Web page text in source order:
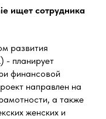
ищет сотрудника
развития
- планирует
финансовой
направлен на
а также
женских и